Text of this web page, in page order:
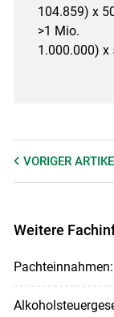
>1
VORIGER
Weitere